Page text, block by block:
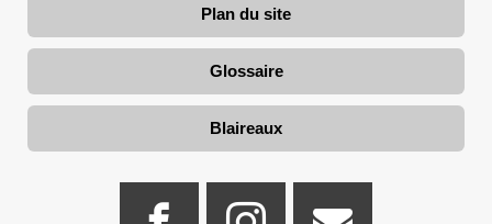
Plan du site
Glossaire
Blaireaux